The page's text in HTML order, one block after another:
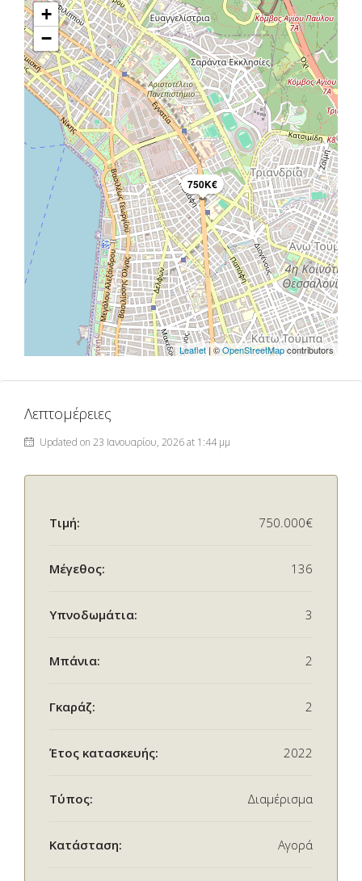
750K€
+
−
Leaflet| ©OpenStreetMapcontributors
Λεπτομέρειες
Updated on 23 Ιανουαρίου, 2026 at 1:44 μμ
Τιμή: 750.000€
Μέγεθος: 136
Υπνοδωμάτια: 3
Μπάνια: 2
Γκαράζ: 2
Έτος κατασκευής: 2022
Τύπος: Διαμέρισμα
Κατάσταση: Αγορά